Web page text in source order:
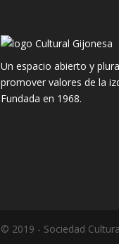
Un espacio abierto y
promover valores de la
Fundada en 1968.
© 2019 - Sociedad